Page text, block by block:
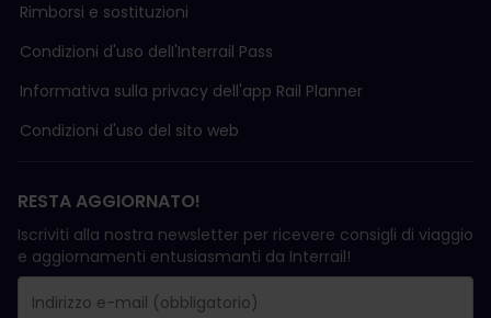
Rimborsi e sostituzioni
Condizioni d'uso delI'Interrail Pass
Informativa sulla privacy dell'app Rail Planner
Condizioni d'uso del sito web
RESTA AGGIORNATO!
Iscriviti alla nostra newsletter per ricevere consigli di viaggio
e aggiornamenti entusiasmanti da Interrail!